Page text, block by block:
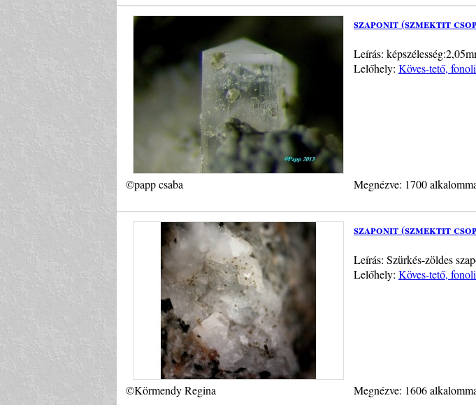
szaponit (szmektit
Leírás:
Lelőhely: Köves-tető,
©papp csaba Megnézve: 1700
szaponit (szmektit
Leírás: Szürkés-zöldes
Lelőhely: Köves-tető,
©Körmendy Regina Megnézve: 1606